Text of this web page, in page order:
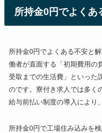
所持金0円でよくあ
所持金0円でよくある不安と
働者が直面する「初期費用の
受取までの生活費」といった
のです。寮付き求人では多く
給与前払い制度の導入により
所持金0円で工場住み込みを